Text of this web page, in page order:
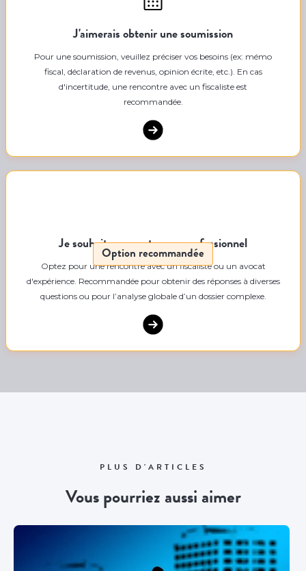
J'aimerais obtenir une soumission
Pour une soumission, veuillez préciser vos besoins (ex: mémo
fiscal, déclaration de revenus, opinion écrite, etc.). En cas
d'incertitude, une rencontre avec un fiscaliste est
recommandée.
Option recommandée
Je souhaite rencontrer un professionnel
Optez pour une rencontre avec un fiscaliste ou un avocat
d'expérience. Recommandée pour obtenir des réponses à diverses
questions ou pour l’analyse globale d’un dossier complexe.
PLUS D'ARTICLES
Vous pourriez aussi aimer